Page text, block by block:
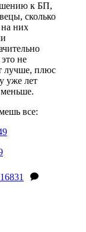
к БП,
сколько
них
не
лучше, плюс
уже лет
все: